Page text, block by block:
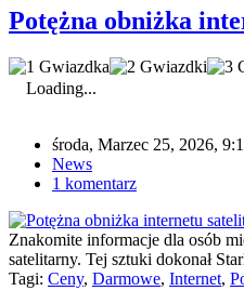
Potężna obniżka
Loading...
środa, Marzec 25, 2026,
News
1 komentarz
Znakomite informacje dla osób
satelitarny. Tej sztuki dokonał
Tagi: Ceny, Darmowe, Internet,